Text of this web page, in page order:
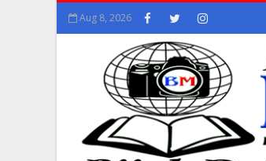
Aug 8, 2026